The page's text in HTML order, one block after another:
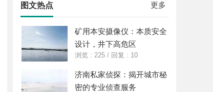
更多
图文热点
矿用本安摄像仪：本质安全
设计，井下高危区
浏览 : 225 / 回复 : 10
济南私家侦探：揭开城市秘
密的专业侦查服务